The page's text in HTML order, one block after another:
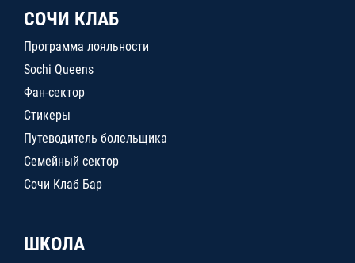
СОЧИ КЛАБ
Программа лояльности
Sochi Queens
Фан-сектор
Стикеры
Путеводитель болельщика
Семейный сектор
Сочи Клаб Бар
ШКОЛА